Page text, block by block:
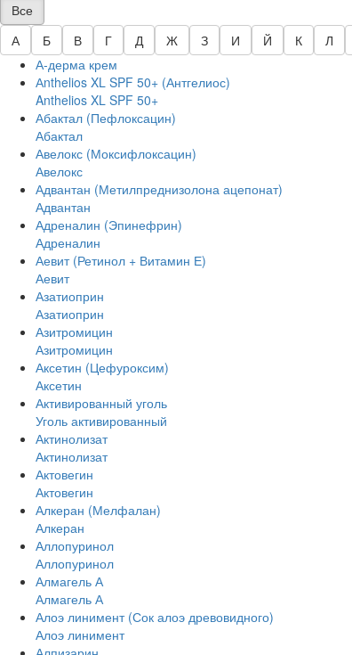
Все
А
Б В Г Д Ж З И Й К Л
А-дерма крем
Аnthelios XL SPF 50+ (Антгелиос)
Anthelios XL SPF 50+
Абактал (Пефлоксацин)
Абактал
Авелокс (Моксифлоксацин)
Авелокс
Адвантан (Метилпреднизолона ацепонат)
Адвантан
Адреналин (Эпинефрин)
Адреналин
Аевит (Ретинол + Витамин Е)
Аевит
Азатиоприн
Азатиоприн
Азитромицин
Азитромицин
Аксетин (Цефуроксим)
Аксетин
Активированный уголь
Уголь активированный
Актинолизат
Актинолизат
Актовегин
Актовегин
Алкеран (Мелфалан)
Алкеран
Аллопуринол
Аллопуринол
Алмагель А
Алмагель А
Алоэ линимент (Сок алоэ древовидного)
Алоэ линимент